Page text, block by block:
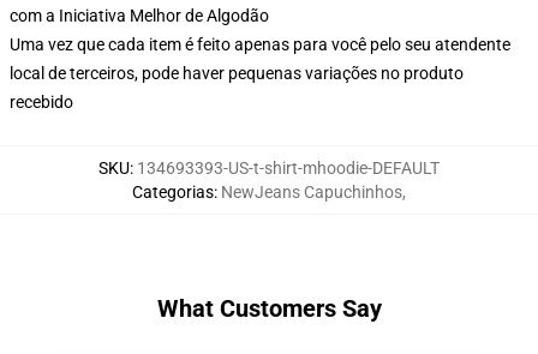
com a Iniciativa Melhor de Algodão
Uma vez que cada item é feito apenas para você pelo seu atendente
local de terceiros, pode haver pequenas variações no produto
recebido
SKU: 134693393-US-t-shirt-mhoodie-DEFAULT
Categorias: NewJeans Capuchinhos,
What Customers Say